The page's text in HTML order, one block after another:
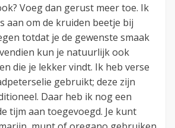
Voeg dan gerust meer toe. Ik
aan om de kruiden beetje bij
totdat je de gewenste smaak
kun je natuurlijk ook
die je lekker vindt. Ik heb verse
gebruikt; deze zijn
Daar heb ik nog een
tijm aan toegevoegd. Je kunt